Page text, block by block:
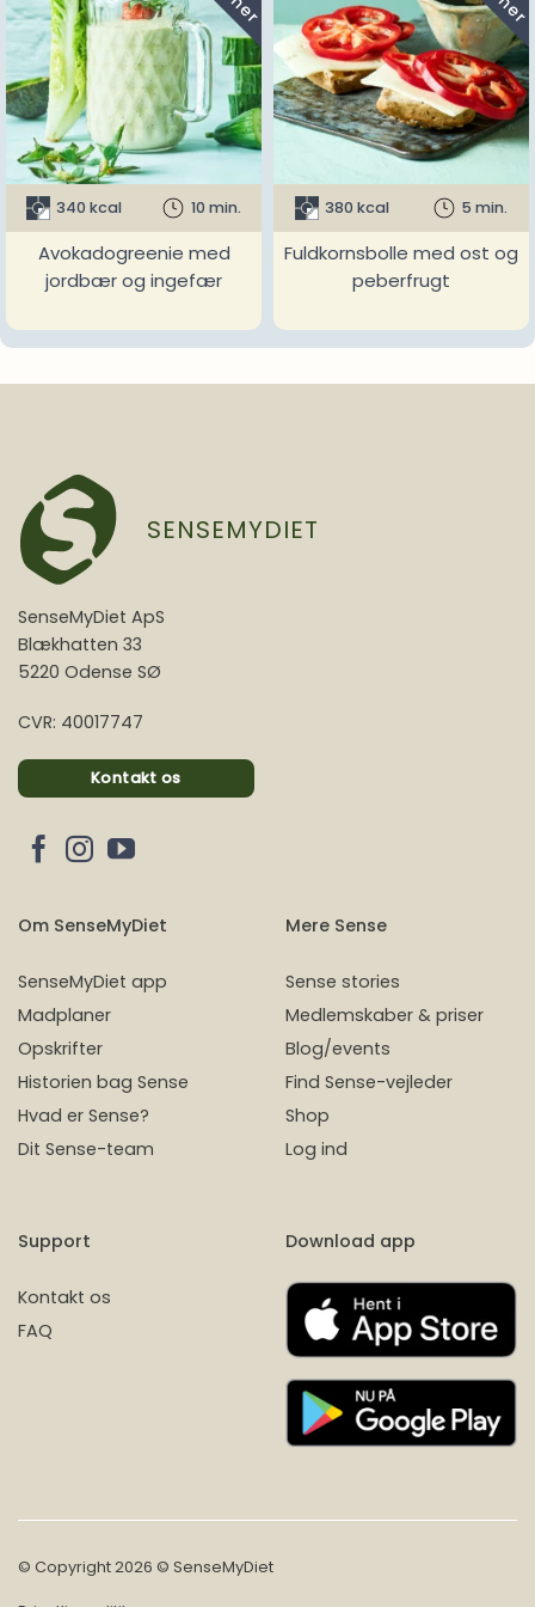
340 kcal 10 min.
Avokadogreenie med
jordbær og ingefær
380 kcal 5 min.
Fuldkornsbolle med ost og
peberfrugt
SENSEMYDIET
SenseMyDiet ApS
Blækhatten 33
5220 Odense SØ
CVR: 40017747
Kontakt os
Om SenseMyDiet
SenseMyDiet app
Madplaner
Opskrifter
Historien bag Sense
Hvad er Sense?
Dit Sense-team
Mere Sense
Sense stories
Medlemskaber & priser
Blog/events
Find Sense-vejleder
Shop
Log ind
Support
Kontakt os
FAQ
Download app
© Copyright 2026 © SenseMyDiet